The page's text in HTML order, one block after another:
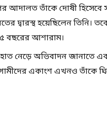
আদালত তাঁকে দোষী হিসেবে
দ্বারস্থ হয়েছিলেন তিনি।
বছরের আশারাম।
নেড়ে অভিবাদন জানাতে
একাংশ এখনও তাঁকে